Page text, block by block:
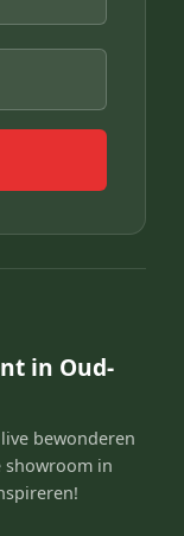
in Oud-
bewonderen
in